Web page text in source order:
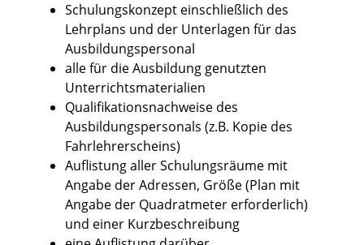
Schulungskonzept einschließlich des
Lehrplans und der Unterlagen für das
Ausbildungspersonal
alle für die Ausbildung genutzten
Unterrichtsmaterialien
Qualifikationsnachweise des
Ausbildungspersonals (z.B. Kopie des
Fahrlehrerscheins)
Auflistung aller Schulungsräume mit
Angabe der Adressen, Größe (Plan mit
Angabe der Quadratmeter erforderlich)
und einer Kurzbeschreibung